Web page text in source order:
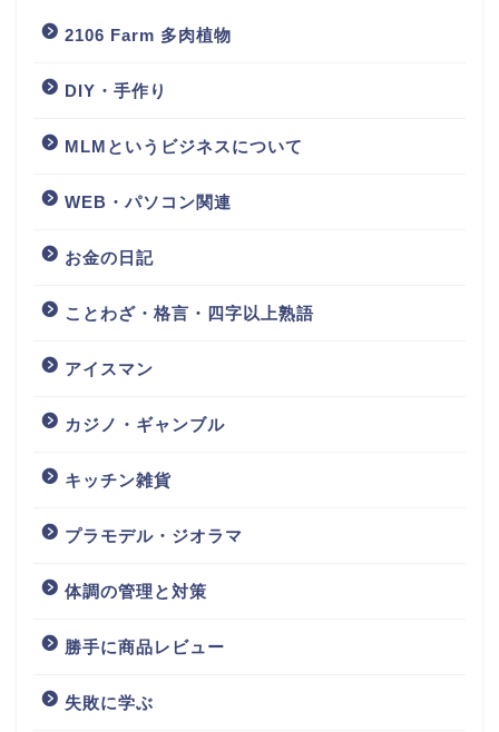
2106 Farm 多肉植物
DIY・手作り
MLMというビジネスについて
WEB・パソコン関連
お金の日記
ことわざ・格言・四字以上熟語
アイスマン
カジノ・ギャンブル
キッチン雑貨
プラモデル・ジオラマ
体調の管理と対策
勝手に商品レビュー
失敗に学ぶ